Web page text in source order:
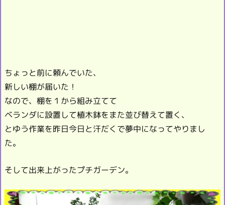
ちょっと前に頼んでいた、
新しい棚が届いた！
なので、棚を１から組み立てて
ベランダに設置して植木鉢をまた並び替えて置く、
とゆう作業を昨日今日と汗だくで夢中になってやりまし
た。
そして出来上がったプチガーデン。